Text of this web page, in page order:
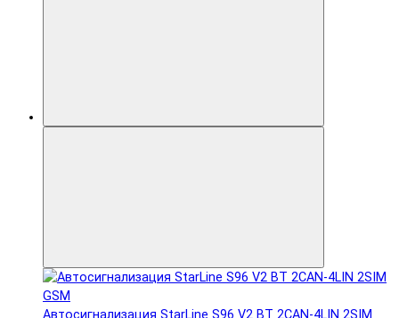
Автосигнализация StarLine S96 V2 BT 2CAN-4LIN 2SIM